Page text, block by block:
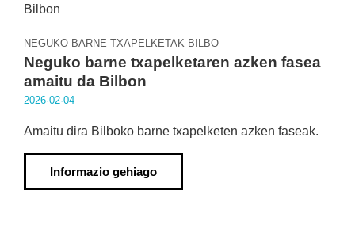
NEGUKO BARNE TXAPELKETAK BILBO
Neguko barne txapelketaren azken fasea
amaitu da Bilbon
2026·02·04
Amaitu dira Bilboko barne txapelketen azken faseak.
Informazio gehiago